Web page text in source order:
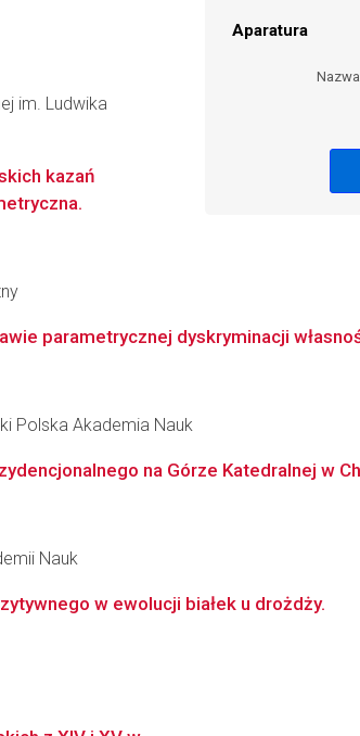
Aparatura
im. Ludwika
kazań
parametrycznej dyskryminacji
Polska Akademia Nauk
na Górze Katedralnej w
Nauk
w ewolucji białek u drożdży.